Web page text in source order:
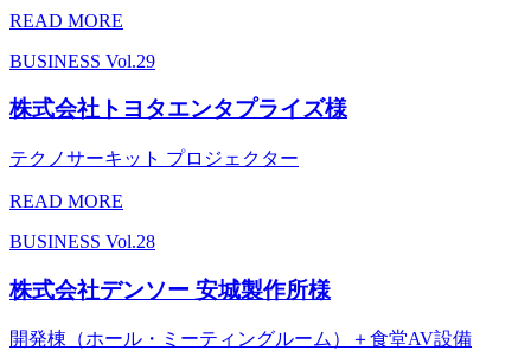
READ MORE
BUSINESS Vol.29
株式会社トヨタエンタプライズ様
テクノサーキット プロジェクター
READ MORE
BUSINESS Vol.28
株式会社デンソー 安城製作所様
開発棟（ホール・ミーティングルーム）＋食堂AV設備